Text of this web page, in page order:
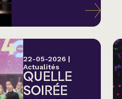
Hommage
Théâtre
22-05-2026 |
Actualités
QUELLE
SOIRÉE